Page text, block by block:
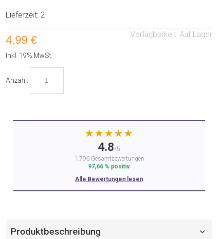
Lieferzeit: 2
Verfügbarkeit: Auf Lager
4,99 €
Inkl. 19% MwSt.
Anzahl:
★★★★★
4.8/5
1.796 Gesamtbewertungen
97,66 % positiv
Alle Bewertungen lesen
Produktbeschreibung